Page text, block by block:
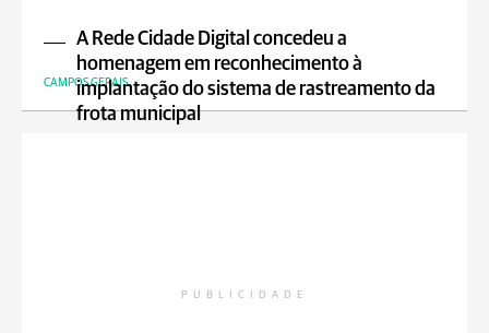
A Rede Cidade Digital concedeu a
homenagem em reconhecimento à
implantação do sistema de rastreamento da
frota municipal
CAMPOS GERAIS
PUBLICIDADE